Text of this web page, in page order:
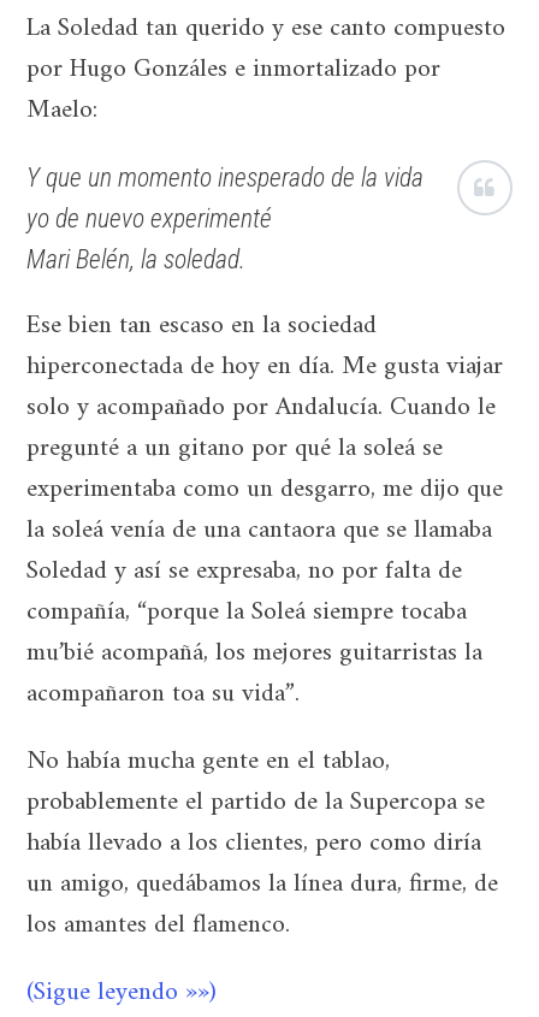
La Soledad tan querido y ese canto compuesto
por Hugo Gonzáles e inmortalizado por
Maelo:
Y que un momento inesperado de la vida
yo de nuevo experimenté
Mari Belén, la soledad.
Ese bien tan escaso en la sociedad
hiperconectada de hoy en día. Me gusta viajar
solo y acompañado por Andalucía. Cuando le
pregunté a un gitano por qué la soleá se
experimentaba como un desgarro, me dijo que
la soleá venía de una cantaora que se llamaba
Soledad y así se expresaba, no por falta de
compañía, “porque la Soleá siempre tocaba
mu’bié acompañá, los mejores guitarristas la
acompañaron toa su vida”.
No había mucha gente en el tablao,
probablemente el partido de la Supercopa se
había llevado a los clientes, pero como diría
un amigo, quedábamos la línea dura, firme, de
los amantes del flamenco.
(Sigue leyendo »»)